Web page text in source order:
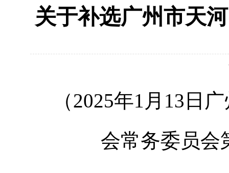
关于补选广州市天
（2025年1 月 13 日
会常务委员会